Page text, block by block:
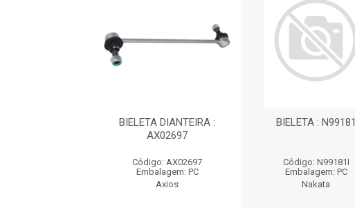
BIELETA DIANTEIRA :
AX02697
Código: AX02697
Embalagem: PC
Axios
BIELETA : N99181
Código: N99181I
Embalagem: PC
Nakata